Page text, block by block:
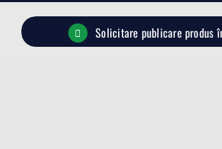
Solicitare publicare produs